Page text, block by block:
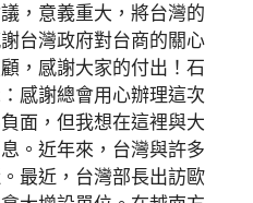
，意義重大，將台灣的
台灣政府對台商的關心
，感謝大家的付出！石
感謝總會用心辦理這次
面，但我想在這裡與大
。近年來，台灣與許多
最近，台灣部長出訪歐